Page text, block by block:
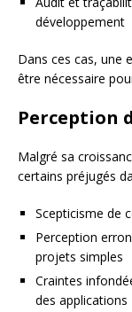
développement
Dans ces cas, une
être nécessaire
Perception
Malgré sa
certains préjugés
Scepticisme de
Perception
projets simples
Craintes
des applications